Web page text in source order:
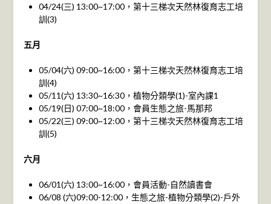
04/24(三) 13:00~17:00，第十三梯次天然林復育志工培
訓(3)
五月
05/04(六) 09:00~16:00，第十三梯次天然林復育志工培
訓(4)
05/11(六) 13:30~16:30，植物分類學(1)-室內課1
05/19(日) 07:00~18:00，會員生態之旅-馬那邦
05/22(三) 09:00~12:00，第十三梯次天然林復育志工培
訓(5)
六月
06/01(六) 13:00~16:00，會員活動-自然讀書會
06/08 (六)09:00-12:00，生態之旅-植物分類學(2)-戶外